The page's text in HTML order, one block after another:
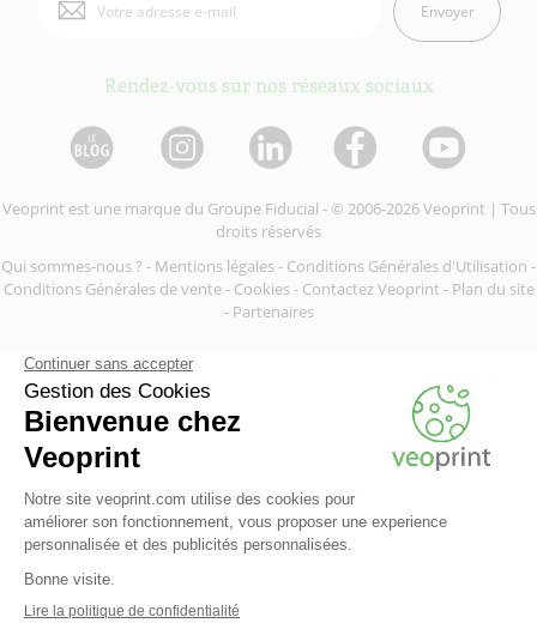
Envoyer
Rendez-vous sur nos réseaux sociaux
Veoprint est une marque du Groupe Fiducial - © 2006-2026 Veoprint | Tous
droits réservés
Qui sommes-nous ? - Mentions légales- Conditions Générales d'Utilisation -
Conditions Générales de vente- Cookies- Contactez Veoprint - Plan du site
- Partenaires